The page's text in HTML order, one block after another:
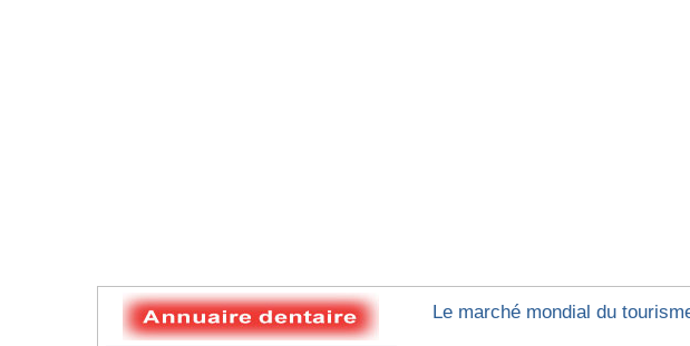
Le marché mondial du